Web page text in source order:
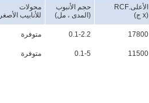
الأعلى.RCF
(x ج)
حجم الأنبوب
(المدى ، مل)
محولات
للأنابيب الأصغر
17800
0.1-2.2
متوفرة
11500
0.1-5 متوفرة